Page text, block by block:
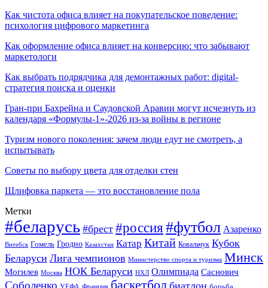
Как чистота офиса влияет на покупательское поведение:
психология цифрового маркетинга
Как оформление офиса влияет на конверсию: что забывают
маркетологи
Как выбрать подрядчика для демонтажных работ: digital-
стратегия поиска и оценки
Гран-при Бахрейна и Саудовской Аравии могут исчезнуть из
календаря «Формулы-1»-2026 из-за войны в регионе
Туризм нового поколения: зачем люди едут не смотреть, а
испытывать
Советы по выбору цвета для отделки стен
Шлифовка паркета — это восстановление пола
Метки
#беларусь #брест #россия#футбол Азаренко
Витебск Гомель Гродно Казахстан Катар Китай Ковальчук Кубок
Беларуси Лига чемпионов Министерство спорта и туризма Минск
Могилев Москва НОК Беларуси НХЛ Олимпиада Саснович
Соболенко баскетбол биатлон